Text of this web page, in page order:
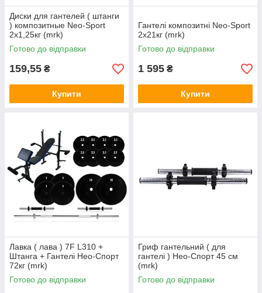
Диски для гантелей ( штанги
) композитные Neo-Sport
2х1,25кг (mrk)
Готово до відправки
159,55 ₴
Купити
Гантелі композитні Neo-Sport
2х21кг (mrk)
Готово до відправки
1 595 ₴
Купити
Лавка ( лава ) 7F L310 +
Штанга + Гантелі Нео-Спорт
72кг (mrk)
Готово до відправки
Гриф гантельний ( для
гантелі ) Нео-Спорт 45 см
(mrk)
Готово до відправки